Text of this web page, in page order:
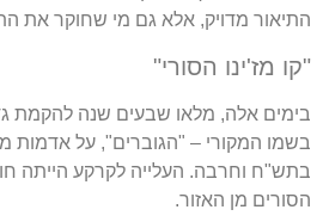
התיאור מדויק, אלא גם מי שחוקר את
"קו מז'ינו הסורי"
בימים אלה, מלאו שבעים שנה להקמת
בשמו המקורי – "הגוברים", על אדמות
בתש"ח וחרבה. העלייה לקרקע הייתה
הסורים מן האזור.